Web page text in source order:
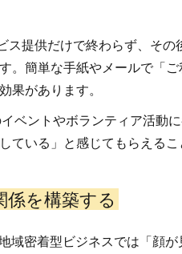
ス提供だけで終わらず、その
。簡単な手紙やメールで「
果があります。
ベントやボランティア活動
ている」と感じてもらえる
係を構築する
域密着型ビジネスでは「顔